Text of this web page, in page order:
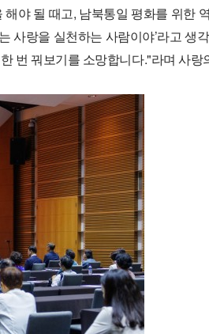
야 될 때고, 남북통일 평화를 위한
사랑을 실천하는 사람이야’라고
번 꿔보기를 소망합니다."라며 사랑